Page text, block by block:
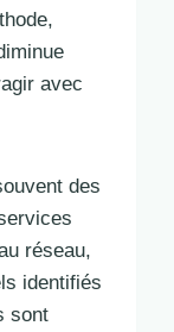
avec
des
réseau,
identifiés
sont